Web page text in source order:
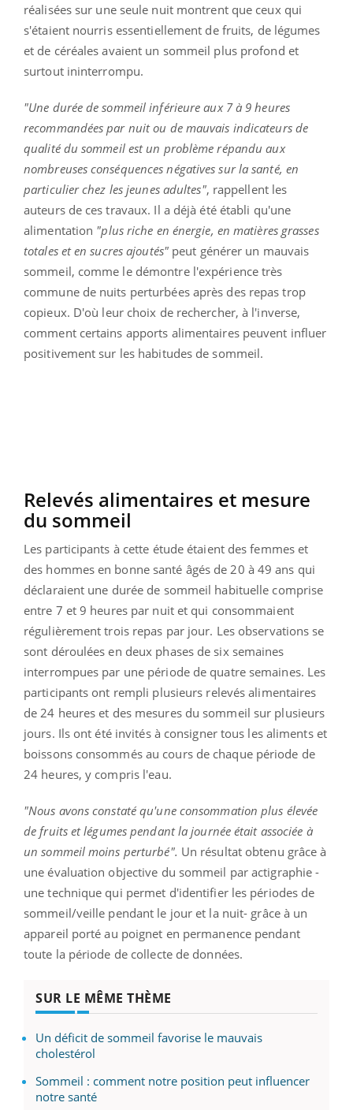
réalisées sur une seule nuit montrent que ceux qui
s'étaient nourris essentiellement de fruits, de légumes
et de céréales avaient un sommeil plus profond et
surtout ininterrompu.
"Une durée de sommeil inférieure aux 7 à 9 heures
recommandées par nuitou de mauvais indicateurs de
qualité du sommeil est un problème répandu aux
nombreuses conséquences négatives sur la santé, en
particulier chez les jeunes adultes", rappellent les
auteurs de ces travaux. Il a déjà été établi qu'une
alimentation "plus riche en énergie, en matières grasses
totales et en sucres ajoutés" peut générer un mauvais
sommeil, comme le démontre l'expérience très
commune de nuits perturbées après des repas trop
copieux. D'où leur choix de rechercher, à l'inverse,
comment certains apports alimentaires peuvent influer
positivement sur les habitudes de sommeil.
Relevés alimentaires et mesure
du sommeil
Les participants à cette étude étaient des femmes et
des hommes en bonne santé âgés de 20 à 49 ans qui
déclaraient une durée de sommeil habituelle comprise
entre 7 et 9 heures par nuit et qui consommaient
régulièrement trois repas par jour. Les observations se
sont déroulées en deux phases de six semaines
interrompues par une période de quatre semaines. Les
participants ont rempli plusieurs relevés alimentaires
de 24 heures et des mesures du sommeil sur plusieurs
jours. Ils ont été invités à consigner tous les aliments et
boissons consommés au cours de chaque période de
24 heures, y compris l'eau.
"Nous avons constaté qu'une consommation plus élevée
de fruits et légumes pendant la journée était associée à
un sommeil moins perturbé". Un résultat obtenu grâce à
une évaluation objective du sommeil par actigraphie -
une technique qui permet d'identifier les périodes de
sommeil/veille pendant le jour et la nuit- grâce à un
appareil porté au poignet en permanence pendant
toute la période de collecte de données.
SUR LE MÊME THÈME
Un déficit de sommeil favorise le mauvais
cholestérol
Sommeil : comment notre position peut influencer
notre santé